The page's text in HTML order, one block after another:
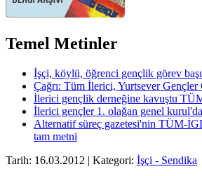
Temel Metinler
İşçi, köylü, öğrenci gençlik görev
Çağrı: Tüm İlerici, Yurtsever Gençler
İlerici gençlik derneğine kavuştu
İlerici gençler 1. olağan genel
Alternatif süreç gazetesi'nin TÜM-
tam metni
Tarih: 16.03.2012 | Kategori: İşçi - Sendika